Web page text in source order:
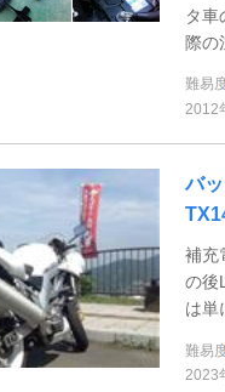
タ車
際の
難易
2012
バ
補充
の後
は単
難易
2023